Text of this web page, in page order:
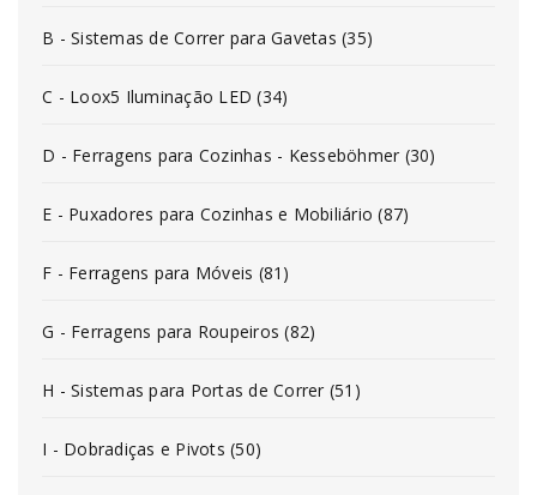
B - Sistemas de Correr para Gavetas (35)
C - Loox5 Iluminação LED (34)
D - Ferragens para Cozinhas - Kesseböhmer (30)
E - Puxadores para Cozinhas e Mobiliário (87)
F - Ferragens para Móveis (81)
G - Ferragens para Roupeiros (82)
H - Sistemas para Portas de Correr (51)
I - Dobradiças e Pivots (50)